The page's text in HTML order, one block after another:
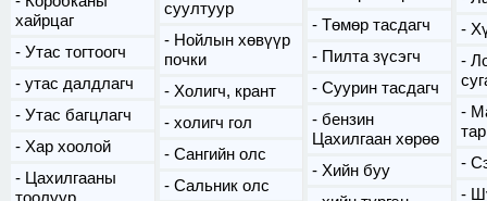
хайрцаг
Утас тогтоогч
утас далдлагч
Утас багцлагч
Хар хоолой
Цахилгааны
тоолуур
суултуур
Нойлын хөвүүр
почки
Холигч, крант
холигч гол
Сангийн олс
Сальник олс
Төмөр тасдагч
Пилта зүсэгч
Суурин тасдагч
бензин
Цахилгаан хөрөө
Хийн буу